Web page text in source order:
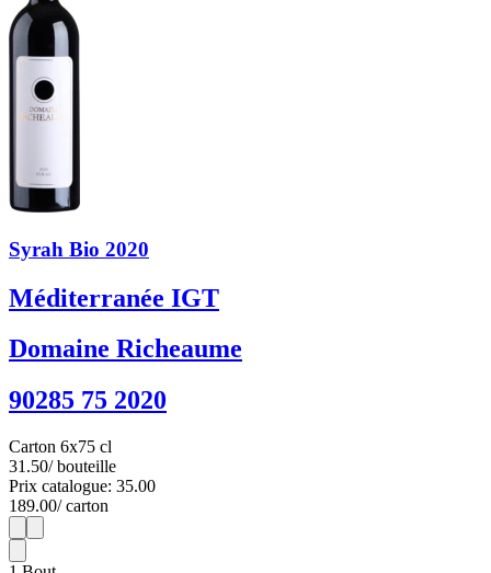
Syrah Bio 2020
Méditerranée IGT
Domaine Richeaume
90285 75 2020
Carton 6x75 cl
31.50/ bouteille
Prix catalogue: 35.00
189.00/ carton
1